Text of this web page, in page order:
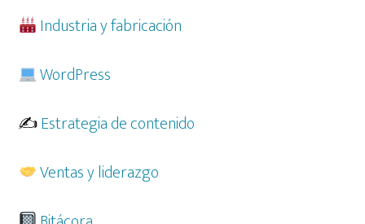
Industria y fabricación
WordPress
✍️Estrategia de contenido
Ventas y liderazgo